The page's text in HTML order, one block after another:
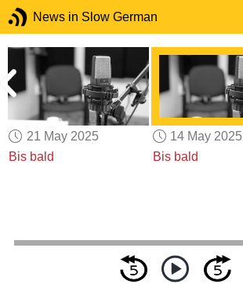
News in Slow German
21 May 2025
Bis bald
14 May 2025
Bis bald